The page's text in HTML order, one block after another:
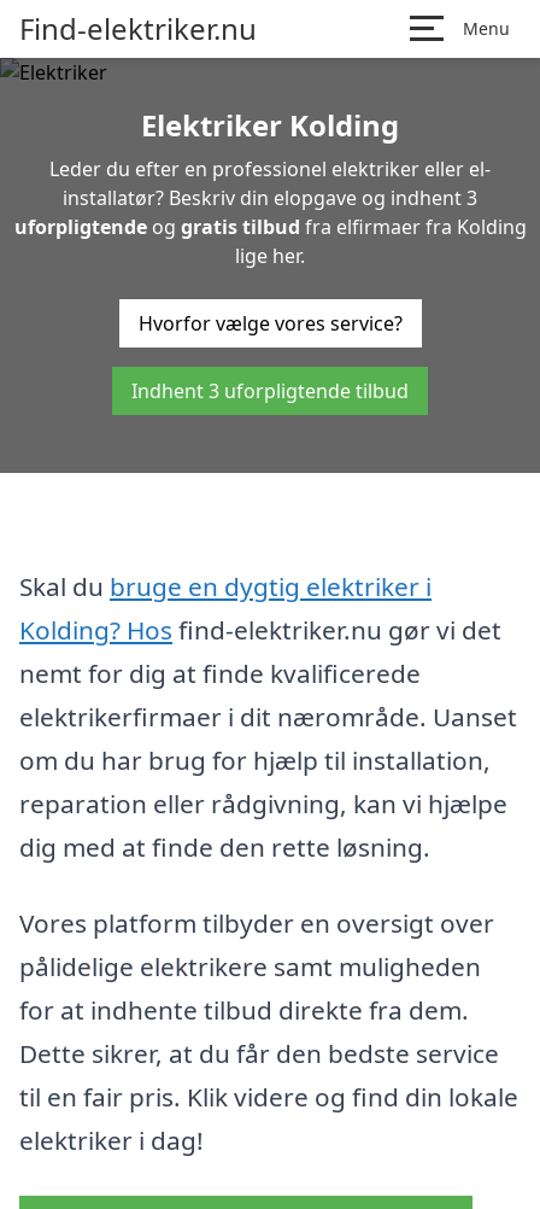
Find-elektriker.nu Menu
Elektriker Kolding
Leder du efter en professionel elektriker eller el-
installatør? Beskriv din elopgave og indhent 3
uforpligtendeog gratis tilbud fra elfirmaer fra Kolding
lige her.
Hvorfor vælge vores service?
Indhent 3 uforpligtende tilbud
Skal du bruge en dygtig elektriker i
Kolding? Hos find-elektriker.nu gør vi det
nemt for dig at finde kvalificerede
elektrikerfirmaer i dit nærområde. Uanset
om du har brug for hjælp til installation,
reparation eller rådgivning, kan vi hjælpe
dig med at finde den rette løsning.
Vores platform tilbyder en oversigt over
pålidelige elektrikere samt muligheden
for at indhente tilbud direkte fra dem.
Dette sikrer, at du får den bedste service
til en fair pris. Klik videre og find din lokale
elektriker i dag!